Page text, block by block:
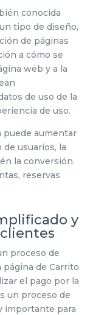
conocida
tipo de diseño,
de páginas
a cómo se
web y a la
de uso de la
de uso.
puede aumentar
usuarios, la
la conversión.
reservas
y
proceso de
página de Carrito
el pago por la
un proceso de
importante para